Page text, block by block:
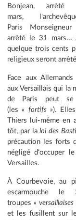
Bonjean,
mars,
Paris Monseigneur
arrêté le 31 mars...
quelque trois cents
religieux seront
Face aux
aux Versaillais qui la
de Paris peut se
(les« fortifs »).
Thiers lui-même en
tôt, par laloi des
précaution les forts
négligé d'occuper
Versailles.
À Courbevoie, au
escarmouche
troupes « versaillaises
et les fusillent sur